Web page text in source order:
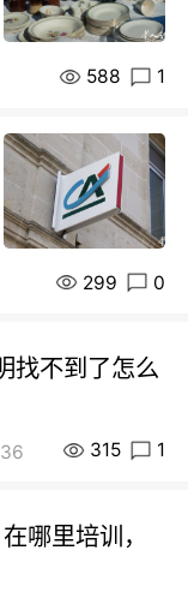
588 1
299 0
找不到了怎么
315 1
哪里培训，